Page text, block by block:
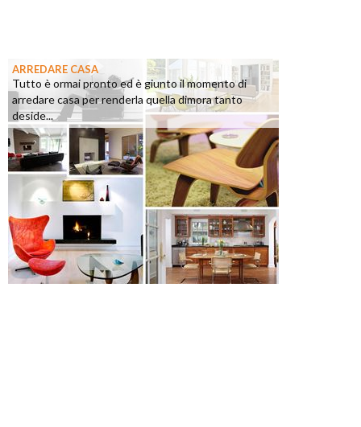
ARREDARE CASA
Tutto è ormai pronto ed è giunto il momento di
arredare casa per renderla quella dimora tanto
deside...